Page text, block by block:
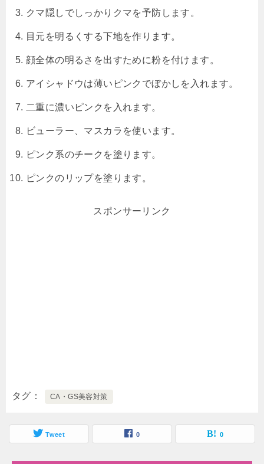
クマ隠しでしっかりクマを予防します。
目元を明るくする下地を作ります。
顔全体の明るさを出すために粉を付けます。
アイシャドウは薄いピンクでぼかしを入れます。
二重に濃いピンクを入れます。
ビューラー、マスカラを使います。
ピンク系のチークを塗ります。
ピンクのリップを塗ります。
スポンサーリンク
タグ CA・GS美容対策
Tweet 0 0